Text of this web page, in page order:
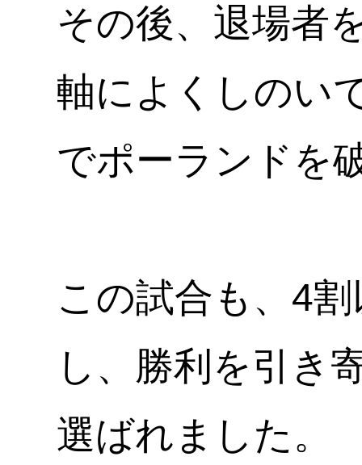
その後、退場者
軸によくしのい
でポーランドを
この試合も、4
し、勝利を引き
選ばれました。